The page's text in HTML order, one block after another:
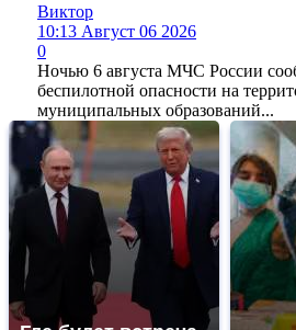
Виктор
10:13 Август 06 2026
0
Ночью 6 августа МЧС России
беспилотной опасности на
муниципальных образований...